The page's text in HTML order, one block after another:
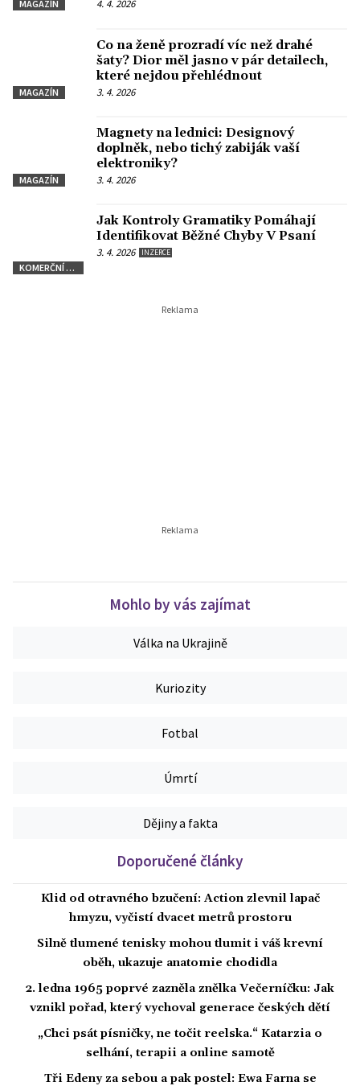
MAGAZÍN 4. 4. 2026
MAGAZÍN
Co na ženě prozradí víc než drahé
šaty? Dior měl jasno v pár detailech,
které nejdou přehlédnout
3. 4. 2026
MAGAZÍN
Magnety na lednici: Designový
doplněk, nebo tichý zabiják vaší
elektroniky?
3. 4. 2026
KOMERČNÍ SDĚLENÍ
Jak Kontroly Gramatiky Pomáhají
Identifikovat Běžné Chyby V Psaní
3. 4. 2026 INZERCE
Mohlo by vás zajímat
Válka na Ukrajině
Kuriozity
Fotbal
Úmrtí
Dějiny a fakta
Doporučené články
Klid od otravného bzučení: Action zlevnil lapač
hmyzu, vyčistí dvacet metrů prostoru
Silně tlumené tenisky mohou tlumit i váš krevní
oběh, ukazuje anatomie chodidla
2. ledna 1965 poprvé zazněla znělka Večerníčku: Jak
vznikl pořad, který vychoval generace českých dětí
„Chci psát písničky, ne točit reelska.“ Katarzia o
selhání, terapii a online samotě
Tři Edeny za sebou a pak postel: Ewa Farna se